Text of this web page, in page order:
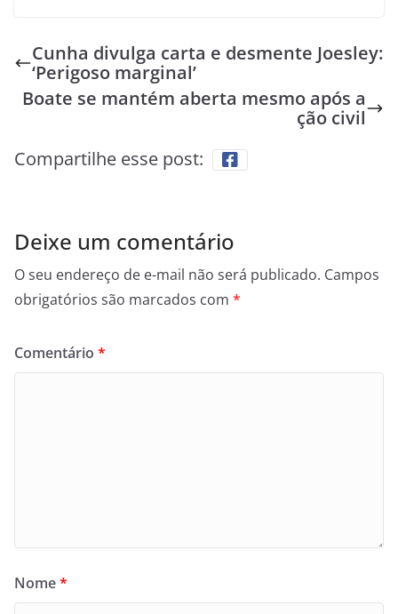
Cunha divulga carta e desmente Joesley:
‘Perigoso marginal’
Boate se mantém aberta mesmo após a
ção civil
Compartilhe esse post:
Deixe um comentário
O seu endereço de e-mail não será publicado. Campos
obrigatórios são marcados com *
Comentário *
Nome*